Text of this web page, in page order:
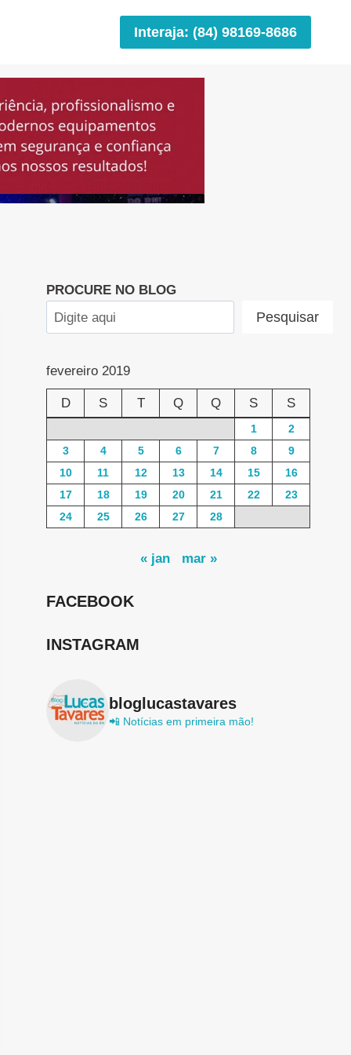
Interaja: (84) 98169-8686
PROCURE NO BLOG
Pesquisar
fevereiro 2019
D S T Q Q S S
1
2
3
4 5 6 7 8
9
10
11 12 13 14 15
16
17
18 19 20 21 22
23
24
25 26 27 28
« jan mar »
FACEBOOK
INSTAGRAM
bloglucastavares
📲 Notícias em primeira mão!